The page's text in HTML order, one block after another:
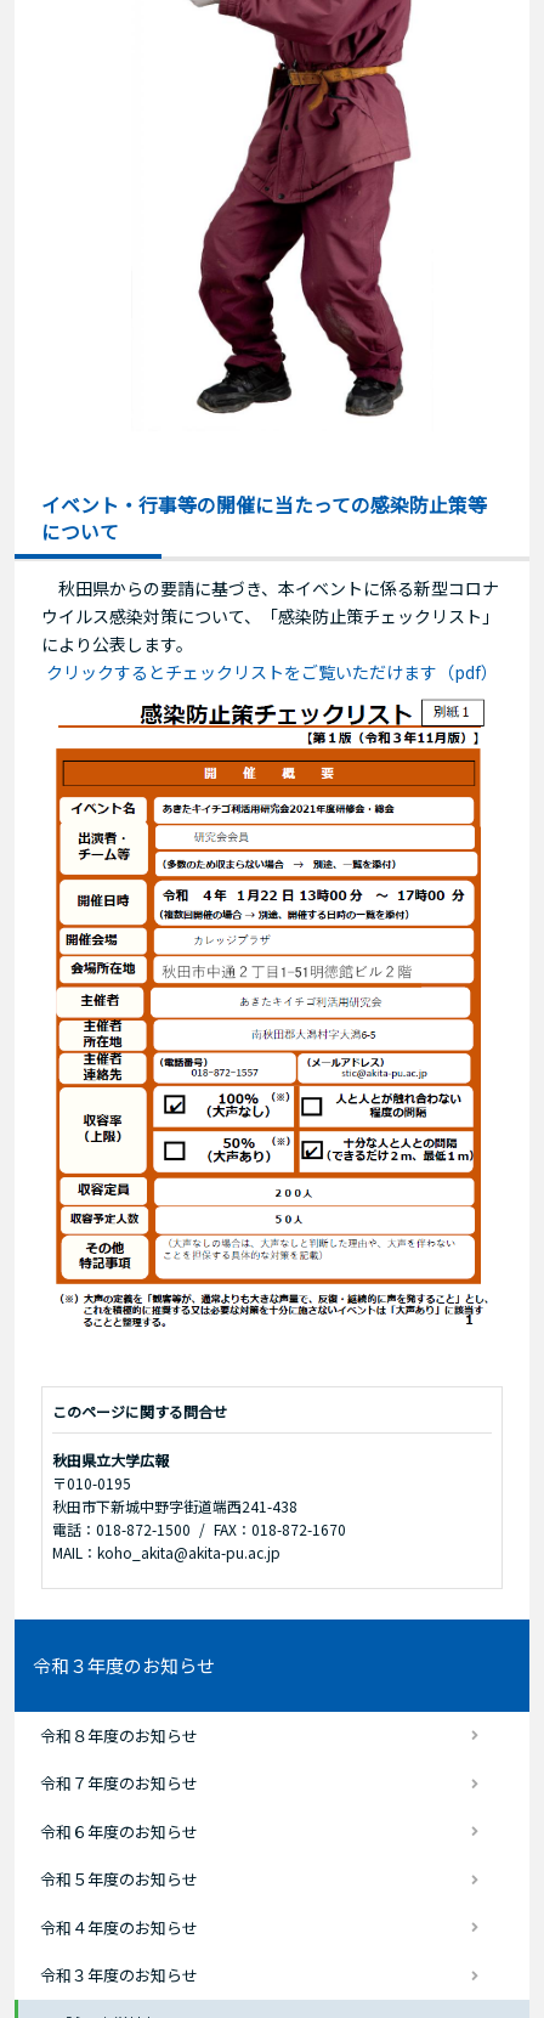
イベント・行事等の開催に当たっての感染防止策等
について
秋田県からの要請に基づき、本イベントに係る新型コロナ
ウイルス感染対策について、「感染防止策チェックリスト」
により公表します。
クリックするとチェックリストをご覧いただけます（pdf）
このページに関する問合せ
秋田県立大学広報
〒010-0195
秋田市下新城中野字街道端西241-438
電話：018-872-1500
FAX：018-872-1670
MAIL：koho_akita@akita-pu.ac.jp
令和３年度のお知らせ
令和８年度のお知らせ
令和７年度のお知らせ
令和６年度のお知らせ
令和５年度のお知らせ
令和４年度のお知らせ
令和３年度のお知らせ